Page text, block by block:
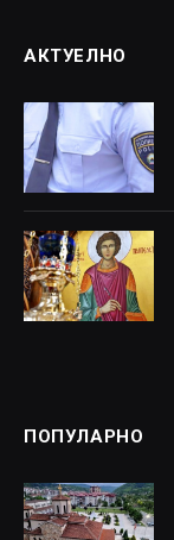
АКТУЕЛНО
ПОПУЛАРНО